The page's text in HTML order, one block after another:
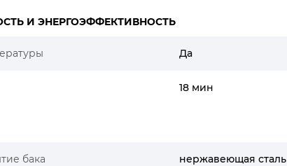
И ЭНЕРГОЭФФЕКТИВНОСТЬ
Да
18 мин
бака нержавеющая сталь